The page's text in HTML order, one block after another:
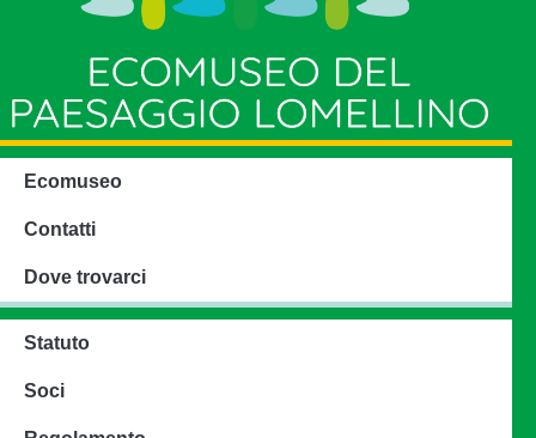
Ecomuseo
Contatti
Dove trovarci
Statuto
Soci